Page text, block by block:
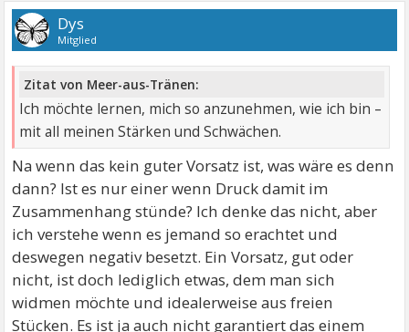
Dys
Mitglied
Zitat von Meer-aus-Tränen:
Ich möchte lernen, mich so anzunehmen, wie ich bin –
mit all meinen Stärken und Schwächen.
Na wenn das kein guter Vorsatz ist, was wäre es denn
dann? Ist es nur einer wenn Druck damit im
Zusammenhang stünde? Ich denke das nicht, aber
ich verstehe wenn es jemand so erachtet und
deswegen negativ besetzt. Ein Vorsatz, gut oder
nicht, ist doch lediglich etwas, dem man sich
widmen möchte und idealerweise aus freien
Stücken. Es ist ja auch nicht garantiert das einem